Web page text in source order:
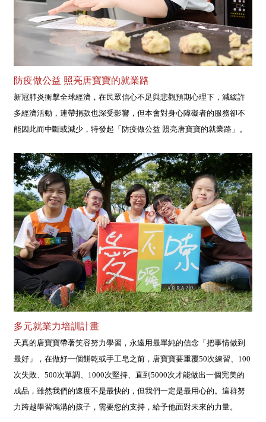
防疫做公益 照亮唐寶寶的就業路
新冠肺炎衝擊全球經濟，在民眾信心不足與悲觀預期心理下，減緩許
多經濟活動，連帶捐款也深受影響，但本會對身心障礙者的服務卻不
能因此而中斷或減少，特發起「防疫做公益 照亮唐寶寶的就業路」。
多元就業力培訓計畫
天真的唐寶寶帶著笑容努力學習，永遠用最單純的信念「把事情做到
最好」，在做好一個餅乾或手工皂之前，唐寶寶要重覆50次練習、100
次失敗、500次單調、1000次堅持、直到5000次才能做出一個完美的
成品，雖然我們的速度不是最快的，但我們一定是最用心的。這群努
力跨越學習鴻溝的孩子，需要您的支持，給予他面對未來的力量。